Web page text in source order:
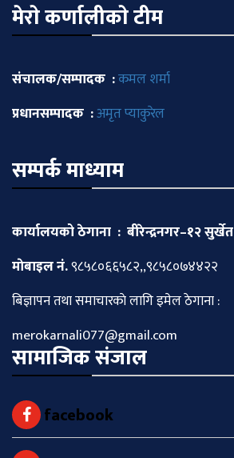
मेराे कर्णालीकाे टीम
संचालक/सम्पादक :कमल शर्मा
प्रधानसम्पादक :अमृत प्याकुरेल
सम्पर्क माध्याम
कार्यालयको ठेगाना : बीरेन्द्रनगर–१२ सुर्खेत
माेबाइल नं.९८५८०६६५८२,,९८५८०७४४२२
बिज्ञापन तथा समाचारकाे लागि इमेल ठेगाना :
merokarnali077@gmail.com
सामाजिक संजाल
facebook